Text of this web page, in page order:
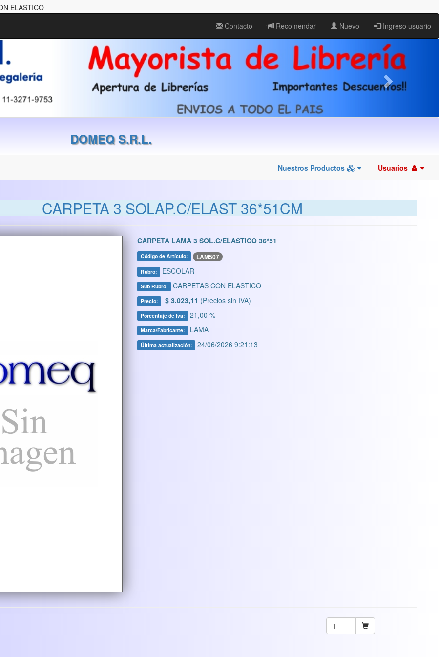
ELASTICO
Contacto Recomendar Nuevo Ingreso usuario
DOMEQ S.R.L.
Nuestros Productos Usuarios
CARPETA 3 SOLAP.C/ELAST 36*51CM
CARPETA LAMA 3 SOL.C/ELASTICO 36*51
Código de Artículo: LAM507
Rubro: ESCOLAR
Sub Rubro: CARPETAS CON ELASTICO
Precio: $ 3.023,11 (Precios sin IVA)
Porcentaje de Iva: 21,00 %
Marca/Fabricante: LAMA
Última actualización: 24/06/2026 9:21:13